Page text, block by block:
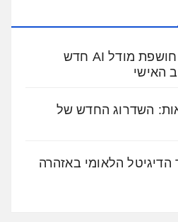
ללא צורך בענן: מטא חושפת מודל AI חדש
האישי
השדרוג החדש של
הדיגיטל הלאומי באזהרה